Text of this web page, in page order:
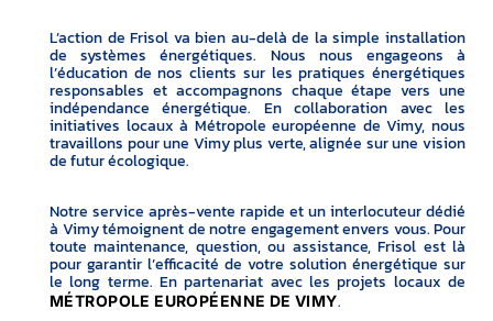
L’action de Frisol va bien au-delà de la simple installation
de systèmes énergétiques. Nous nous engageons à
l’éducation de nos clients sur les pratiques énergétiques
responsables et accompagnons chaque étape vers une
indépendance énergétique. En collaboration avec les
initiatives locaux à Métropole européenne de Vimy, nous
travaillons pour une Vimy plus verte, alignée sur une vision
de futur écologique.
Notre service après-vente rapide et un interlocuteur dédié
à Vimy témoignent de notre engagement envers vous. Pour
toute maintenance, question, ou assistance, Frisol est là
pour garantir l’efficacité de votre solution énergétique sur
le long terme. En partenariat avec les projets locaux de
MÉTROPOLE EUROPÉENNE DE VIMY.